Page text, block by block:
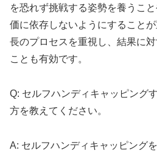
を恐れず挑戦する姿勢を養うこ
価に依存しないようにすること
長のプロセスを重視し、結果に
ことも有効です。
Q: セルフハンディキャッピング
方を教えてください。
A: セルフハンディキャッピング